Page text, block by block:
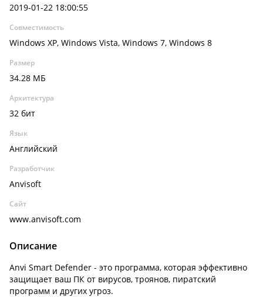
2019-01-22 18:00:55
Совместимость
Windows XP, Windows Vista, Windows 7, Windows 8
Размер
34.28 МБ
Архитектура
32 бит
Язык
Английский
Разработчик
Anvisoft
Сайт
www.anvisoft.com
Описание
Anvi Smart Defender - это программа, которая эффективно
защищает ваш ПК от вирусов, троянов, пиратский
программ и других угроз.